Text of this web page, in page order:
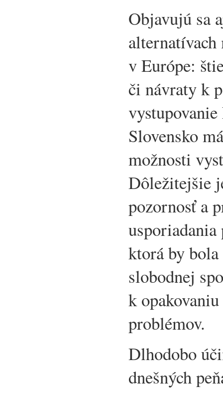
Objavujú sa
alternatívach
v Európe:
či návraty k
Slovensko
možnosti
Dôležitejšie
pozornosť a
usporiadania
ktorá by
slobodnej
k
problémov.
Dlhodobo
dnešných